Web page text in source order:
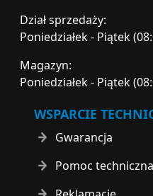
Dział sprzedaży:
Poniedziałek - Piątek
Magazyn:
Poniedziałek - Piątek
WSPARCIE
Gwarancja
Pomoc techniczna